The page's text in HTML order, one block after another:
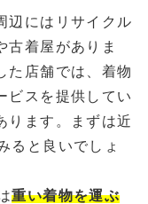
辺にはリサイクル
古着屋がありま
た店舗では、着物
ビスを提供してい
ります。まずは近
ると良いでしょ
重い着物を運ぶ